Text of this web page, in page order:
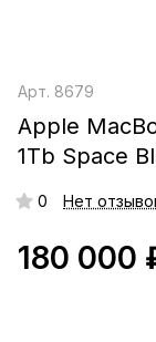
Арт. 8679
Apple
1Tb Space
0 Нет
180 000